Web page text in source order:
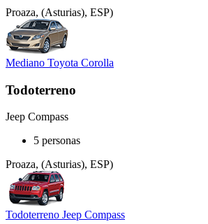
Proaza, (Asturias), ESP)
Mediano Toyota Corolla
Todoterreno
Jeep Compass
5 personas
Proaza, (Asturias), ESP)
Todoterreno Jeep Compass